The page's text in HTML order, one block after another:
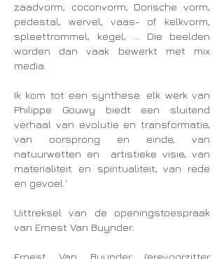
zaadvorm, coconvorm, Dorische vorm,
pedestal, wervel, vaas- of kelkvorm,
spleettrommel, kegel, … Die beelden
worden dan vaak bewerkt met mix
media.
Ik kom tot een synthese: elk werk van
Philippe Gouwy biedt een sluitend
verhaal van evolutie en transformatie,
van oorsprong en einde, van
natuurwetten en artistieke visie, van
materialiteit en spiritualiteit, van rede
en gevoel.'
Uittreksel van de openingstoespraak
van Ernest Van Buynder:
Ernest Van Buynder (erevoorzitter